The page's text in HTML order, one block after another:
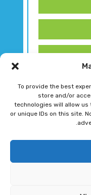
To provide the best
store and/or
technologies will allow
or unique IDs on this site.